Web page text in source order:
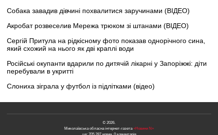
Собака завадив дівчині похвалитися заручинами (ВІДЕО)
Акробат розвеселив Мережа трюком зі штанами (ВІДЕО)
Сергій Притула на рідкісному фото показав однорічного сина,
який схожий на нього як дві краплі води
Російські окупанти вдарили по дитячій лікарні у Запоріжжі: діти
перебували в укритті
Слониха зіграла у футбол із підлітками (відео)
© 2026.
Миколаївська обласна інтернет-газета«Новини N»